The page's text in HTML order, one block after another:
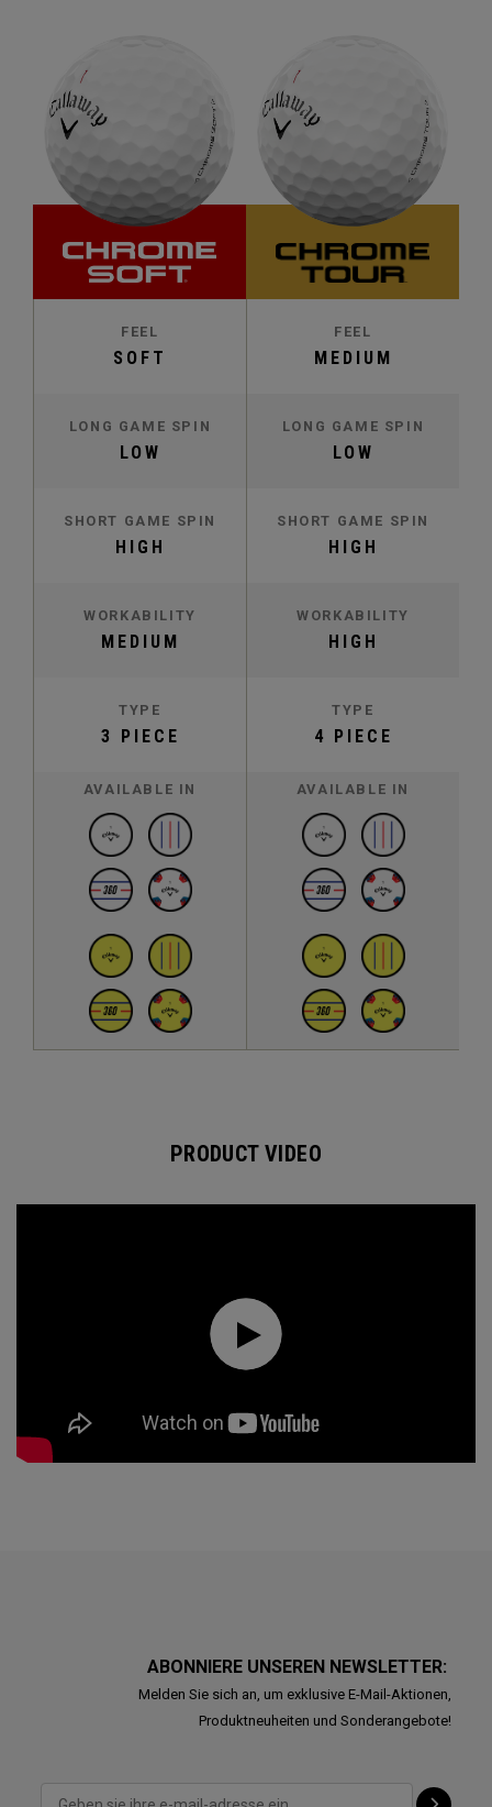
FEEL
SOFT
FEEL
MEDIUM
LONG GAME SPIN
LOW
LONG GAME SPIN
LOW
SHORT GAME SPIN
HIGH
SHORT GAME SPIN
HIGH
WORKABILITY
MEDIUM
WORKABILITY
HIGH
TYPE
3 PIECE
TYPE
4 PIECE
AVAILABLE IN AVAILABLE IN
PRODUCT VIDEO
ABONNIERE UNSEREN NEWSLETTER:
Melden Sie sich an, um exklusive E-Mail-Aktionen,
Produktneuheiten und Sonderangebote!